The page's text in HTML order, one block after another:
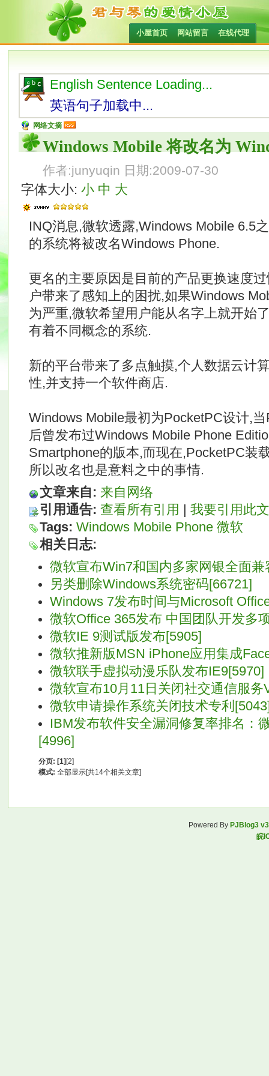
小屋首页 网站留言 在线代理
English Sentence Loading...
英语句子加载中...
网络文摘
Windows Mobile 将改名为
作者:junyuqin 日期:2009-07-30
字体大小: 小 中 大
INQ消息,微软透露,Windows Mobile 6.5
的系统将被改名Windows Phone.
更名的主要原因是目前的产品更换速度
户带来了感知上的困扰,如果Windows
为严重,微软希望用户能从名字上就开始
有着不同概念的系统.
新的平台带来了多点触摸,个人数据云计
性,并支持一个软件商店.
Windows Mobile最初为PocketPC设计,
后曾发布过Windows Mobile Phone
Smartphone的版本,而现在,PocketPC装
所以改名也是意料之中的事情.
文章来自: 来自网络
引用通告: 查看所有引用
我要引用此
Tags: Windows Mobile Phone 微软
相关日志:
微软宣布Win7和国内多家网银全面兼
另类删除Windows系统密码[66721]
Windows 7发布时间与Microsoft
微软Office 365发布 中国团队开发多
微软IE 9测试版发布[5905]
微软推新版MSN iPhone应用集成
微软联手虚拟动漫乐队发布IE9[5970]
微软宣布10月11日关闭社交通信服务
微软申请操作系统关闭技术专利
IBM发布软件安全漏洞修复率排名：
[4996]
分页: [1] [2]
模式: 全部显示[共14个相关文章]
Powered By PJBlog3
皖